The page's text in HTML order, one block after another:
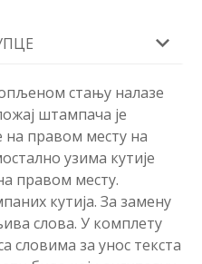
стању налазе
штампача је
правом месту на
узима кутије
правом месту.
кутија. За замену
слова. У комплету
словима за унос текста